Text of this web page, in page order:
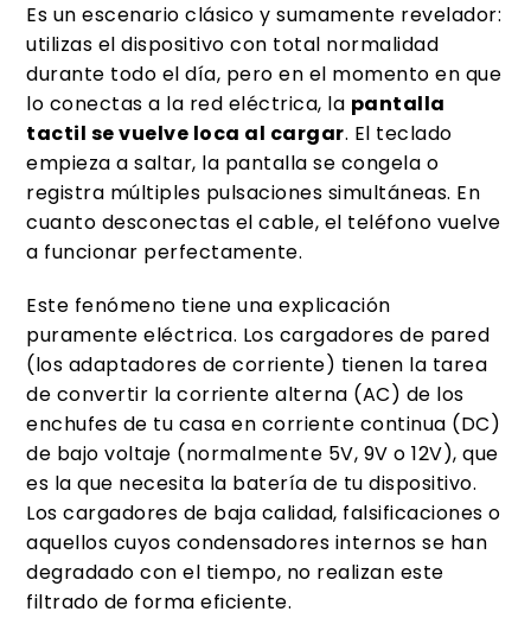
Es un escenario clásico y sumamente revelador:
utilizas el dispositivo con total normalidad
durante todo el día, pero en el momento en que
lo conectas a la red eléctrica, la pantalla
tactil se vuelve loca al cargar. El teclado
empieza a saltar, la pantalla se congela o
registra múltiples pulsaciones simultáneas. En
cuanto desconectas el cable, el teléfono vuelve
a funcionar perfectamente.
Este fenómeno tiene una explicación
puramente eléctrica. Los cargadores de pared
(los adaptadores de corriente) tienen la tarea
de convertir la corriente alterna (AC) de los
enchufes de tu casa en corriente continua (DC)
de bajo voltaje (normalmente 5V, 9V o 12V), que
es la que necesita la batería de tu dispositivo.
Los cargadores de baja calidad, falsificaciones o
aquellos cuyos condensadores internos se han
degradado con el tiempo, no realizan este
filtrado de forma eficiente.